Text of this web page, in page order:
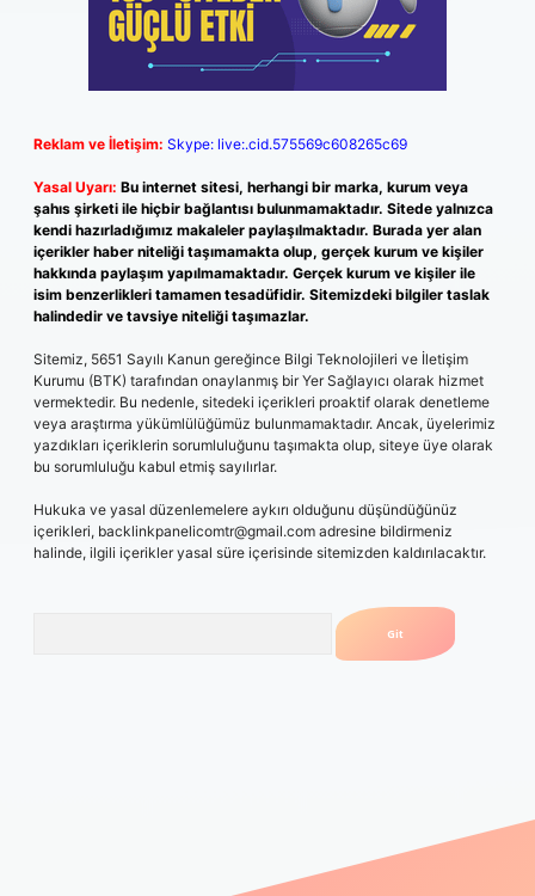
Reklam ve İletişim: Skype: live:.cid.575569c608265c69
Yasal Uyarı: Bu internet sitesi, herhangi bir marka, kurum veya
şahıs şirketi ile hiçbir bağlantısı bulunmamaktadır. Sitede yalnızca
kendi hazırladığımız makaleler paylaşılmaktadır. Burada yer alan
içerikler haber niteliği taşımamakta olup, gerçek kurum ve kişiler
hakkında paylaşım yapılmamaktadır. Gerçek kurum ve kişiler ile
isim benzerlikleri tamamen tesadüfidir. Sitemizdeki bilgiler taslak
halindedir ve tavsiye niteliği taşımazlar.
Sitemiz, 5651 Sayılı Kanun gereğince Bilgi Teknolojileri ve İletişim
Kurumu (BTK) tarafından onaylanmış bir Yer Sağlayıcı olarak hizmet
vermektedir. Bu nedenle, sitedeki içerikleri proaktif olarak denetleme
veya araştırma yükümlülüğümüz bulunmamaktadır. Ancak, üyelerimiz
yazdıkları içeriklerin sorumluluğunu taşımakta olup, siteye üye olarak
bu sorumluluğu kabul etmiş sayılırlar.
Hukuka ve yasal düzenlemelere aykırı olduğunu düşündüğünüz
içerikleri, backlinkpanelicomtr@gmail.com adresine bildirmeniz
halinde, ilgili içerikler yasal süre içerisinde sitemizden kaldırılacaktır.